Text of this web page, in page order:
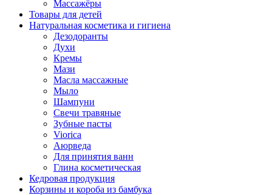
Массажёры
Товары для детей
Натуральная косметика и гигиена
Дезодоранты
Духи
Кремы
Мази
Масла массажные
Мыло
Шампуни
Свечи травяные
Зубные пасты
Viorica
Аюрведа
Для принятия ванн
Глина косметическая
Кедровая продукция
Корзины и короба из бамбука